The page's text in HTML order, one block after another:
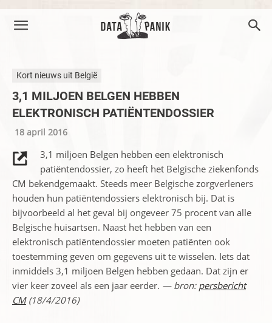
Kort nieuws uit België
3,1 MILJOEN BELGEN HEBBEN
ELEKTRONISCH PATIËNTENDOSSIER
18 april 2016
3,1 miljoen Belgen hebben een elektronisch
patiëntendossier, zo heeft het Belgische ziekenfonds
CM bekendgemaakt. Steeds meer Belgische zorgverleners
houden hun patiëntendossiers elektronisch bij. Dat is
bijvoorbeeld al het geval bij ongeveer 75 procent van alle
Belgische huisartsen. Naast het hebben van een
elektronisch patiëntendossier moeten patiënten ook
toestemming geven om gegevens uit te wisselen. Iets dat
inmiddels 3,1 miljoen Belgen hebben gedaan. Dat zijn er
vier keer zoveel als een jaar eerder. — bron: persbericht
CM(18/4/2016)